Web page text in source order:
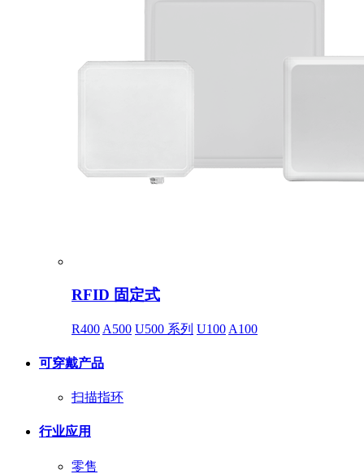
RFID 固定式
R400 A500 U500 系列 U100 A100
可穿戴产品
扫描指环
行业应用
零售